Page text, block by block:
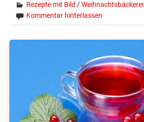
Rezepte mit Bild /Weihnachtsbäckerei
Kommentar hinterlassen